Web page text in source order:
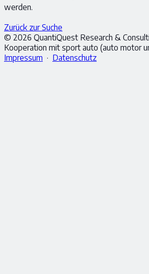
werden.
Zurück zur Suche
© 2026 QuantiQuest Research &
Kooperation mit sport auto (auto motor
Impressum · Datenschutz